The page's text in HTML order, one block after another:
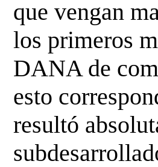
que vengan
los primeros
DANA de
esto
resultó